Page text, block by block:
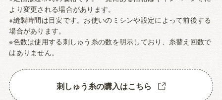
より変更される場合があります。
※縫製時間は目安です。お使いのミシンや設定によって前後する
場合があります。
※色数は使用する刺しゅう糸の数を明示しており、糸替え回数で
はありません。
刺しゅう糸の購入はこちら